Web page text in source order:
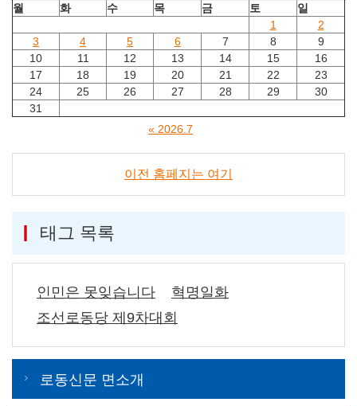
월
화 수 목 금 토
일
1
2
3
4 5 6 7 8
9
10
11 12 13 14 15
16
17
18 19 20 21 22
23
24
25 26 27 28 29
30
31
« 2026.7
이전 홈페지는 여기
태그 목록
인민은 못잊습니다
혁명일화
조선로동당 제9차대회
로동신문 면소개